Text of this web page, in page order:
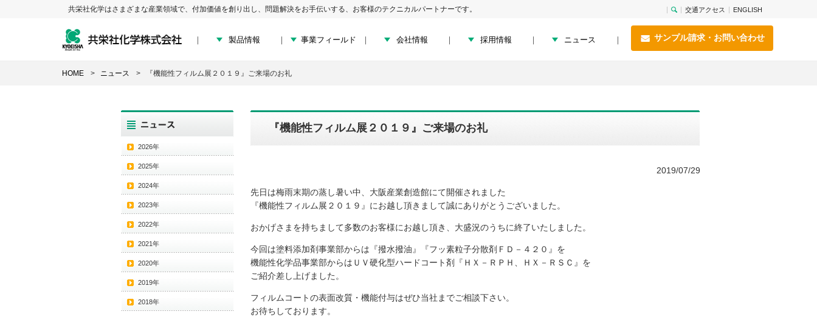
共栄社化学はさまざまな産業領域で、付加価値を創り出し、問題解決をお手伝いする、お客様のテクニカルパートナーです。 交通アクセス ENGLISH
製品情報 事業フィールド 会社情報 採用情報 ニュース サンプル請求・お問い合わせ
HOME ニュース 『機能性フィルム展２０１９』ご来場のお礼
『機能性フィルム展２０１９』ご来場のお礼
2019/07/29
先日は梅雨末期の蒸し暑い中、大阪産業創造館にて開催されました
『機能性フィルム展２０１９』にお越し頂きまして誠にありがとうございました。
おかげさまを持ちまして多数のお客様にお越し頂き、大盛況のうちに終了いたしました。
今回は塗料添加剤事業部からは『撥水撥油』『フッ素粒子分散剤ＦＤ－４２０』を
機能性化学品事業部からはＵＶ硬化型ハードコート剤『ＨＸ－ＲＰＨ、ＨＸ－ＲＳＣ』を
ご紹介差し上げました。
フィルムコートの表面改質・機能付与はぜひ当社までご相談下さい。
お待ちしております。
2026年
2025年
2024年
2023年
2022年
2021年
2020年
2019年
2018年